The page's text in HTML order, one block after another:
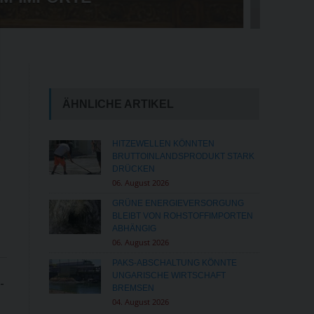
ÄHNLICHE ARTIKEL
HITZEWELLEN KÖNNTEN
BRUTTOINLANDSPRODUKT STARK
DRÜCKEN
06. August 2026
GRÜNE ENERGIEVERSORGUNG
BLEIBT VON ROHSTOFFIMPORTEN
ABHÄNGIG
06. August 2026
PAKS-ABSCHALTUNG KÖNNTE
UNGARISCHE WIRTSCHAFT
BREMSEN
04. August 2026